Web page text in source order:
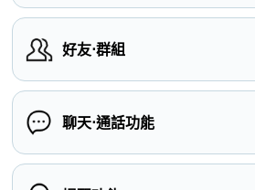
好友⋅群組
聊天⋅通話功能